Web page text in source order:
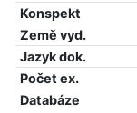
Konspekt
Země vyd.
Jazyk dok.
Počet ex.
Databáze